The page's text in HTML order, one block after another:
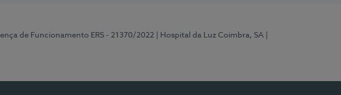
de Funcionamento ERS - 21370/2022 | Hospital da Luz Coimbra, SA